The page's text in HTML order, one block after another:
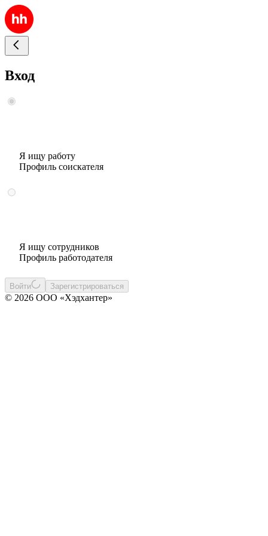
Вход
Я ищу работу
Профиль соискателя
Я ищу сотрудников
Профиль работодателя
Войти Зарегистрироваться
© 2026 ООО «Хэдхантер»